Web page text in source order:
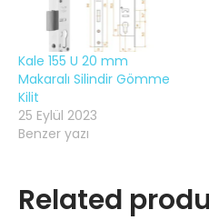
Kale 155 U 20 mm
Makaralı Silindir Gömme
Kilit
25 Eylül 2023
Benzer yazı
Related